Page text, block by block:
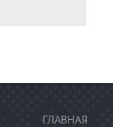
ГЛАВНАЯ